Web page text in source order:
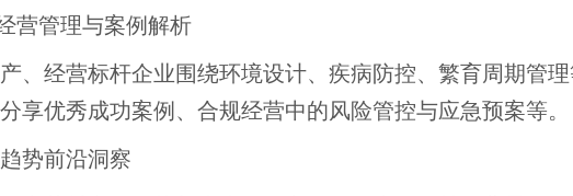
营管理与案例解析
、经营标杆企业围绕环境设计、疾病防控、繁育周期管
享优秀成功案例、合规经营中的风险管控与应急预案等。
势前沿洞察